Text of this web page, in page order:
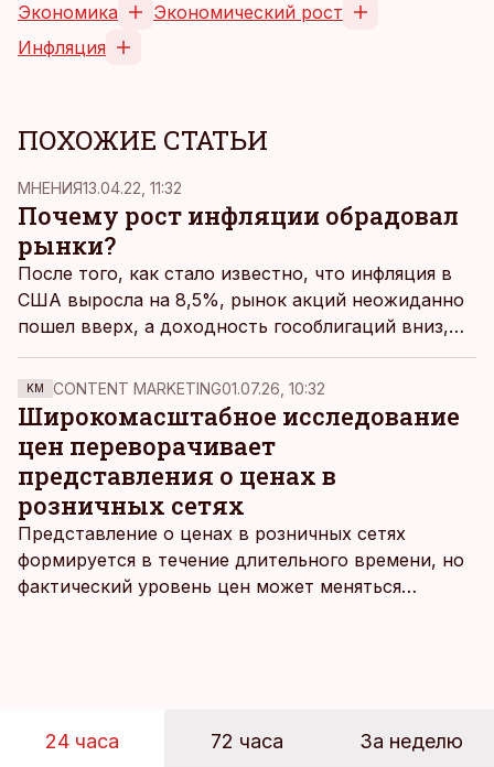
Экономика
Экономический рост
Инфляция
ПОХОЖИЕ СТАТЬИ
MНЕНИЯ13.04.22, 11:32
Почему рост инфляции обрадовал
рынки?
После того, как стало известно, что инфляция в
США выросла на 8,5%, рынок акций неожиданно
пошел вверх, а доходность гособлигаций вниз,
хотя по логике должно было произойти с
точностью до наоборот. Почему рынок так
реагирует, и что продолжает его удерживать от
падения, рассуждает биржевой редактор ДВ
Дмитрий Фефилов.
KM CONTENT MARKETING01.07.26, 10:32
Широкомасштабное исследование
цен переворачивает
представления о ценах в
розничных сетях
Представление о ценах в розничных сетях
формируется в течение длительного времени, но
фактический уровень цен может меняться
24 часа 72 часа За неделю